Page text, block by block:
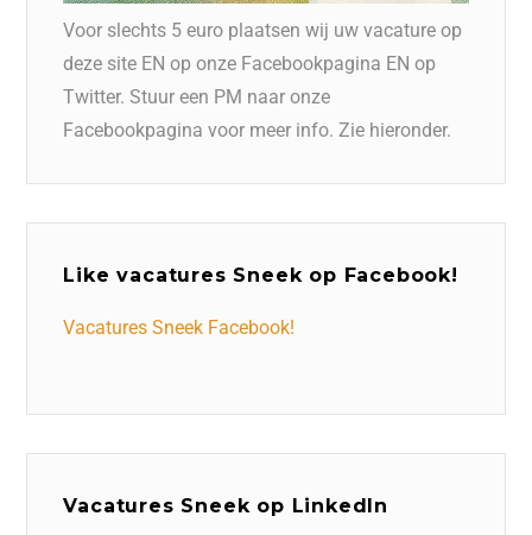
Voor slechts 5 euro plaatsen wij uw vacature op
deze site EN op onze Facebookpagina EN op
Twitter. Stuur een PM naar onze
Facebookpagina voor meer info. Zie hieronder.
Like vacatures Sneek op Facebook!
Vacatures Sneek Facebook!
Vacatures Sneek op LinkedIn